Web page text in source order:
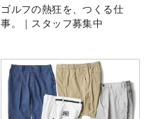
ゴルフの熱狂を、つくる仕
事。｜スタッフ募集中